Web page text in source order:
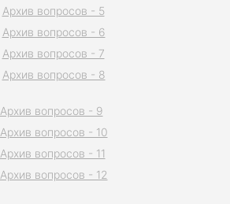
Архив вопросов - 5
Архив вопросов - 6
Архив вопросов - 7
Архив вопросов - 8
Архив вопросов - 9
Архив вопросов - 10
Архив вопросов - 11
Архив вопросов - 12